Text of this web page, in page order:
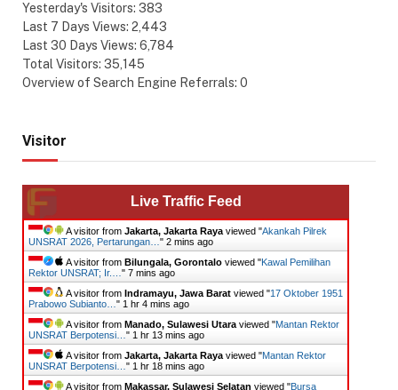
Yesterday's Visitors: 383
Last 7 Days Views: 2,443
Last 30 Days Views: 6,784
Total Visitors: 35,145
Overview of Search Engine Referrals: 0
Visitor
Live Traffic Feed
A visitor from Jakarta, Jakarta Raya viewed "Akankah Pilrek
UNSRAT 2026, Pertarungan… " 2 mins ago
A visitor from Bilungala, Gorontalo viewed "Kawal Pemilihan
Rektor UNSRAT; Ir.… " 7 mins ago
A visitor from Indramayu, Jawa Barat viewed "17 Oktober 1951
Prabowo Subianto… " 1 hr 4 mins ago
A visitor from Manado, Sulawesi Utara viewed "Mantan Rektor
UNSRAT Berpotensi… " 1 hr 13 mins ago
A visitor from Jakarta, Jakarta Raya viewed "Mantan Rektor
UNSRAT Berpotensi… " 1 hr 18 mins ago
A visitor from Makassar, Sulawesi Selatan viewed "Bursa